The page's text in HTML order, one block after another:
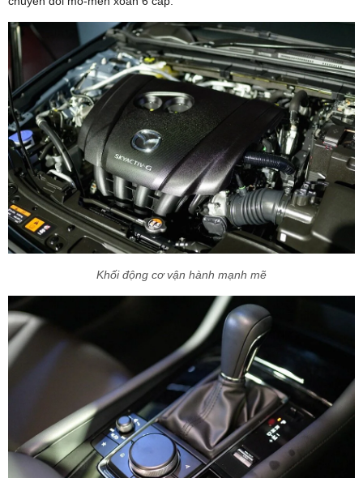
Khối động cơ vận hành mạnh mẽ